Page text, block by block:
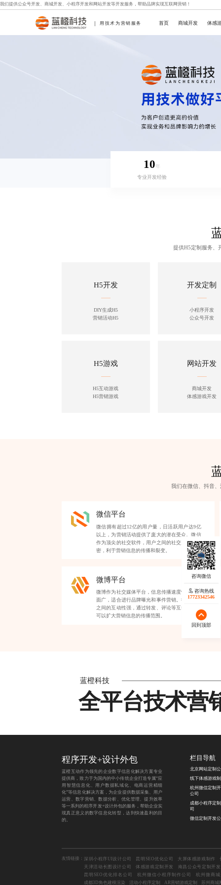
我们提供公众号开发、 商城开发、 小程序开发和 网站开发等开发服务，帮助品牌实现互联网营销！
用技术为营销服务 首页 商城开发 体感
10年
专业开发经验
提供H5定制服务、
H5开发
DIY生成H5
营销活动H5
开发定制
小程序开发
公众号开发
H5游戏
H5互动游戏
H5营销游戏
网站开发
商城开发
体感游戏开发
我们在微信、抖音
微信平台
微信拥有超过12亿的用户量，日活跃用户达9亿
以上，为营销活动提供了庞大的潜在受众。微信
作为顶尖的社交软件，用户之间的社交关系链紧
密，利于营销信息的传播和裂变。
微博平台
微博作为社交媒体平台，信息传播速度快，覆盖
面广，适合进行品牌曝光和事件营销。微博用户
之间的互动性强，通过转发、评论等互动形式，
可以扩大营销信息的传播范围。
蓝橙科技
全平台技术营
咨询热线
17723342546
回到顶部
程序开发+设计外包
蓝橙互动作为领先的企业数字信息化解决方案专业
提供商，致力于为国内的中小传统企业打造专属“应
用智慧信息化、用户数据私域化、电商运营精细
化”等信息化解决方案，为企业提供数据采集、用户
运营、数字营销、数据分析、优化管理、提升效率
等一系列的程序开发+设计外包的服务，帮助企业实
现真正意义的数字信息化转型，达到快速盈利的目
的。
栏目导航
北京网站定制
线下体感游戏
杭州微信定制
公司
成都小程序定
司
微信定制开发
友情链接： 深圳小程序UI设计公司 昆明SEO优化公司 大屏体感游戏制作
天津活动长图设计公司
体感游戏定制开发
南昌公众号定制开发
昆明SEO优化排名公司
杭州微信小程序制作公司
杭州微商
成都3D角色建模渲染
活动小程序定制 AR营销游戏定制 苏州商城